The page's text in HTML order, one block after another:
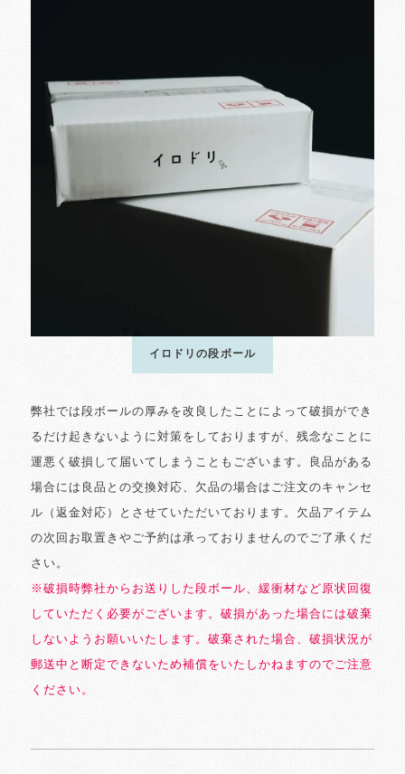
イロドリの段ボール
弊社では段ボールの厚みを改良したことによって破損ができ
るだけ起きないように対策をしておりますが、残念なことに
運悪く破損して届いてしまうこともございます。良品がある
場合には良品との交換対応、欠品の場合はご注文のキャンセ
ル（返金対応）とさせていただいております。欠品アイテム
の次回お取置きやご予約は承っておりませんのでご了承くだ
さい。
※破損時弊社からお送りした段ボール、緩衝材など原状回復
していただく必要がございます。破損があった場合には破棄
しないようお願いいたします。破棄された場合、破損状況が
郵送中と断定できないため補償をいたしかねますのでご注意
ください。